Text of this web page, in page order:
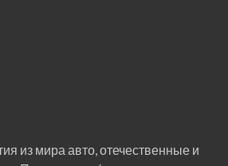
из мира авто, отечественные и